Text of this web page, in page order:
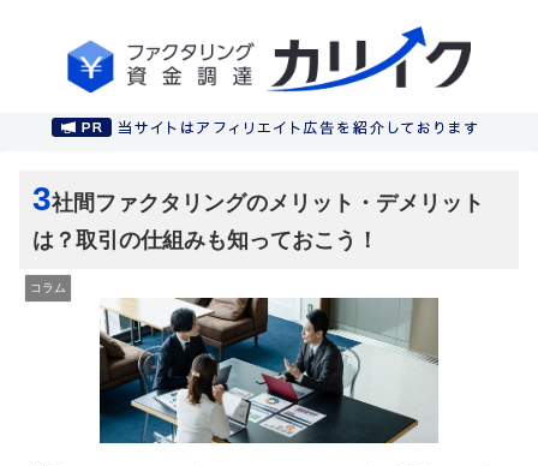
3社間ファクタリングのメリット・デメリット
は？取引の仕組みも知っておこう！
コラム